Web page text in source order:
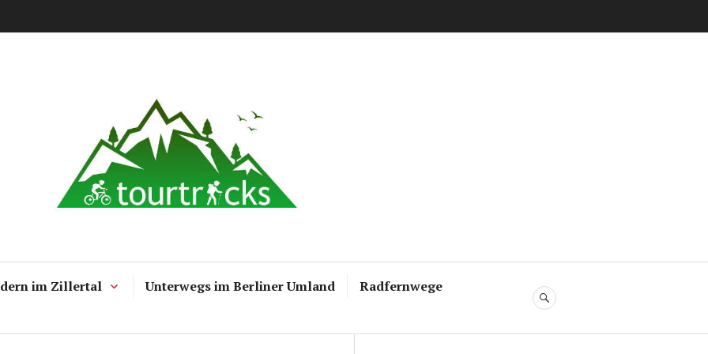
Tourtricks.de
im Zillertal Unterwegs im Berliner Umland
Radfernwege
SUCHE